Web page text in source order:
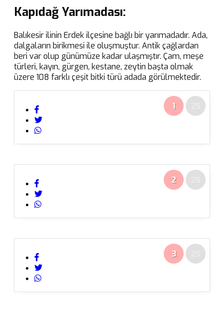
Kapıdağ Yarımadası:
Balıkesir ilinin Erdek ilçesine bağlı bir yarımadadır. Ada,
dalgaların birikmesi ile oluşmuştur. Antik çağlardan
beri var olup günümüze kadar ulaşmıştır. Çam, meşe
türleri, kayın, gürgen, kestane, zeytin başta olmak
üzere 108 farklı çeşit bitki türü adada görülmektedir.
1
2
3